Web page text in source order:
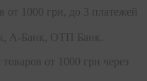
от 1000 грн, до 3 платежей
А-Банк, ОТП Банк.
от 1000 грн через